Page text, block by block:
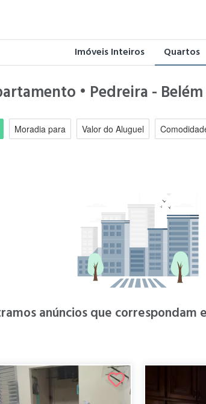
Imóveis Inteiros Quartos
• Pedreira -
Moradia para Valor do Aluguel
anúncios que correspondam